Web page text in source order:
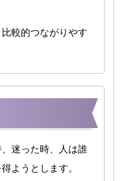
較的つながりやす
迷った時、人は誰
ようとします。